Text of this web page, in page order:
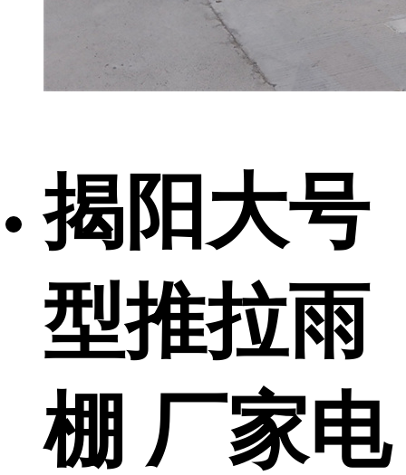
揭阳大号
型推拉雨
棚 厂家电